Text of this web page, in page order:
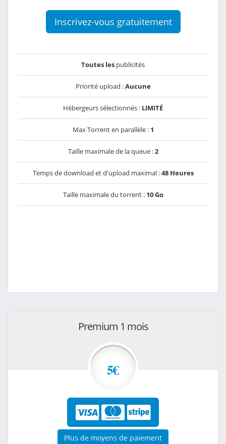
Inscrivez-vous gratuitement
Toutes les publicités
Priorité upload :Aucune
Hébergeurs sélectionnés : LIMITÉ
Max Torrent en parallèle : 1
Taille maximale de la queue :2
Temps de download et d'upload maximal :48 Heures
Taille maximale du torrent : 10 Go
Premium 1 mois
5€
Plus de moyens de paiement